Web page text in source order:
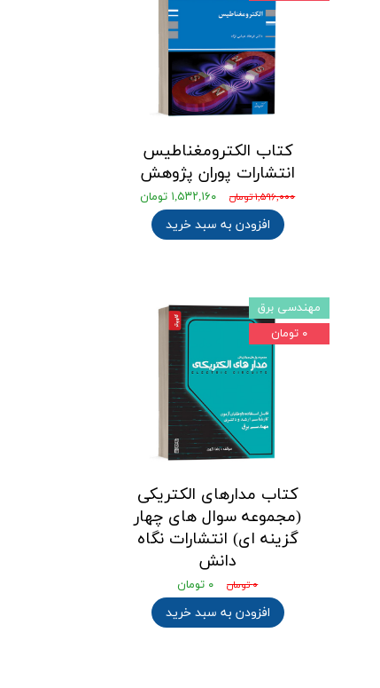
کتاب الکترومغناطیس
انتشارات پوران پژوهش
۱,۵۹۶,۰۰۰ تومان ۱,۵۳۲,۱۶۰ تومان
افزودن به سبد خرید
کتاب مدارهای الکتریکی
(مجموعه سوال های چهار
گزینه ای) انتشارات نگاه
دانش
۰ تومان ۰ تومان
افزودن به سبد خرید
مهندسی برق
۰ تومان